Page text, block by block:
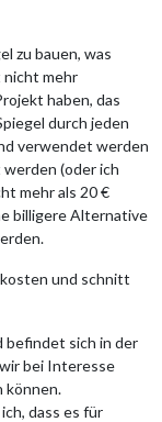
zu bauen, was
nicht mehr
haben, das
durch jeden
verwendet werden
(oder ich
mehr als 20 €
billigere Alternative
und schnitt
befindet sich in der
bei Interesse
können.
dass es für